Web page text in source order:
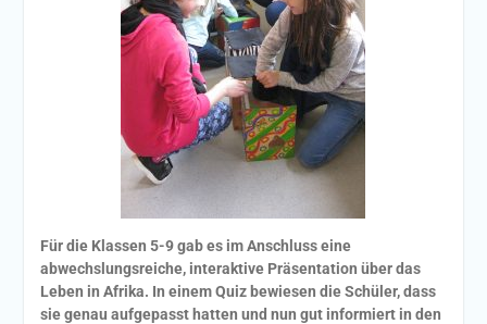
Für die Klassen 5-9 gab es im Anschluss eine
abwechslungsreiche, interaktive Präsentation über das
Leben in Afrika. In einem Quiz bewiesen die Schüler, dass
sie genau aufgepasst hatten und nun gut informiert in den